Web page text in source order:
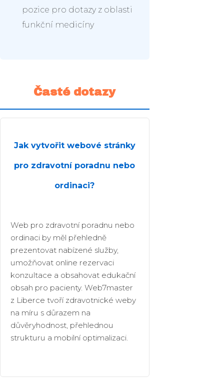
pozice pro dotazy z oblasti
funkční medicíny
Časté dotazy
Jak vytvořit webové stránky
pro zdravotní poradnu nebo
ordinaci?
Web pro zdravotní poradnu nebo
ordinaci by měl přehledně
prezentovat nabízené služby,
umožňovat online rezervaci
konzultace a obsahovat edukační
obsah pro pacienty. Web7master
z Liberce tvoří zdravotnické weby
na míru s důrazem na
důvěryhodnost, přehlednou
strukturu a mobilní optimalizaci.